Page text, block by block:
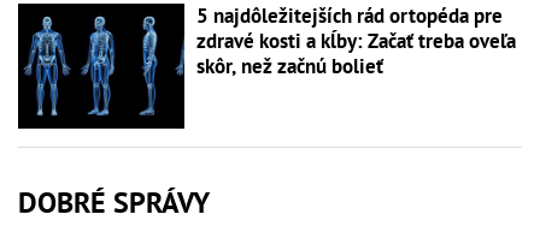
5 najdôležitejších rád ortopéda pre
zdravé kosti a kĺby: Začať treba oveľa
skôr, než začnú bolieť
DOBRÉ SPRÁVY